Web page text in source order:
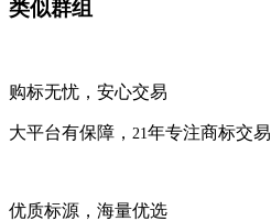
类似群组
购标无忧，安心交易
大平台有保障， 21年专注商标交易
优质标源，海量优选